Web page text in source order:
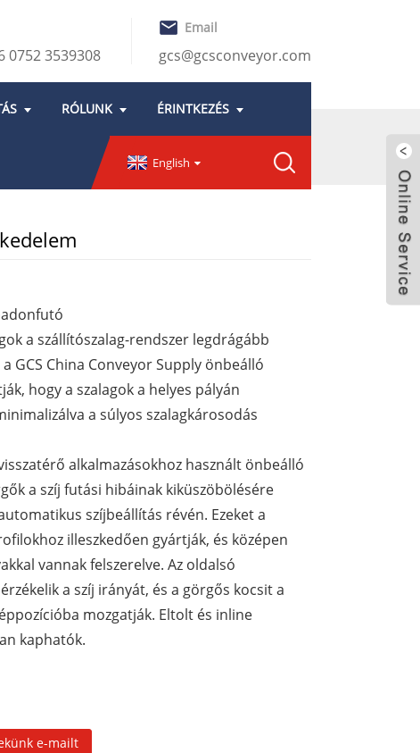
0752 3539308
Email
gcs@gcsconveyor.com
RÓLUNK ÉRINTKEZÉS
English
a szállítószalag-rendszer legdrágább
GCS China Conveyor Supply önbeálló
hogy a szalagok a helyes pályán
a súlyos szalagkárosodás
alkalmazásokhoz használt önbeálló
a szíj futási hibáinak kiküszöbölésére
szíjbeállítás révén. Ezeket a
illeszkedően gyártják, és középen
vannak felszerelve. Az oldalsó
a szíj irányát, és a görgős kocsit a
mozgatják. Eltolt és inline
kaphatók.
e-mailt